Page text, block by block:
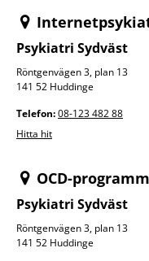
Psykiatri Sydväst
Röntgenvägen 3, plan 13
141 52 Huddinge
Telefon:08-123 482 88
Hitta hit
OCD-
Psykiatri Sydväst
Röntgenvägen 3, plan 13
141 52 Huddinge